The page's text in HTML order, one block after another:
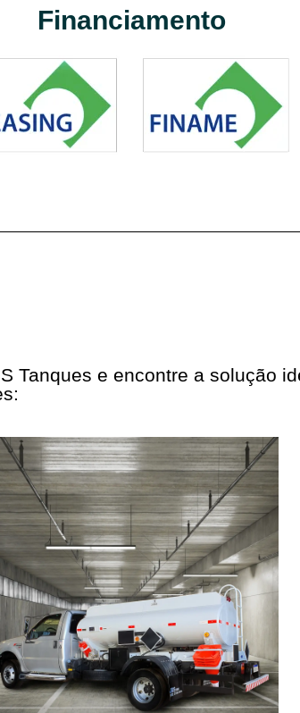
Financiamento
Tanques e encontre a solução